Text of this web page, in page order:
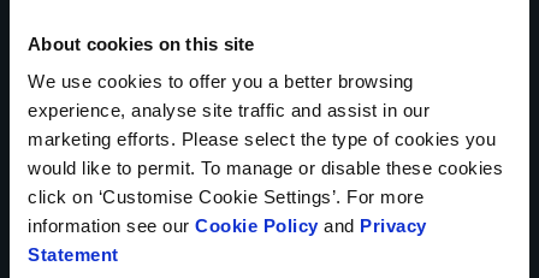
About cookies on this site
We use cookies to offer you a better browsing
experience, analyse site traffic and assist in our
marketing efforts. Please select the type of cookies you
would like to permit. To manage or disable these cookies
click on ‘Customise Cookie Settings’. For more
information see our Cookie Policy and Privacy
Statement
BERICHT*
Bestandsupload